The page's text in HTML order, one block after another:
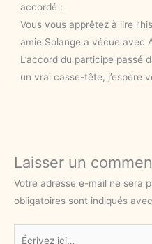
accordé :
Vous vous apprêtez à lire
amie Solange a vécue avec
L’accord du participe passé
un vrai casse-tête, j’espère
Laisser un
Votre adresse e-mail ne sera
obligatoires sont indiqués avec
Écrivez